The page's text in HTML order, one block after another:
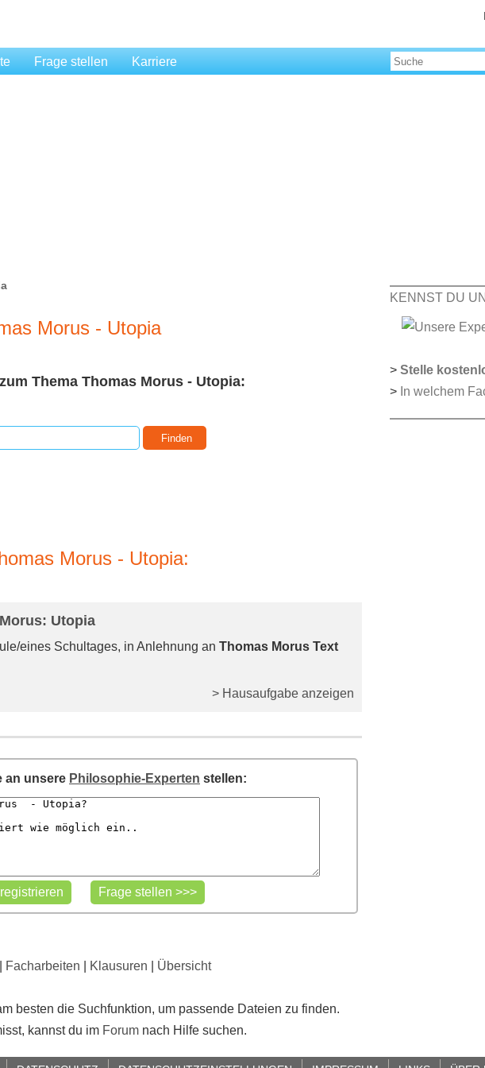
Frage stellen Karriere
Morus - Utopia
zum Thema Thomas Morus - Utopia:
Morus - Utopia:
Utopia
eines Schultages, in Anlehnung an Thomas Morus Text
> Hausaufgabe anzeigen
an unsere Philosophie-Experten stellen:
Facharbeiten Klausuren Übersicht
besten die Suchfunktion, um passende Dateien zu finden.
kannst du im Forum nach Hilfe suchen.
KENNST DU
> Stelle
> In welchem